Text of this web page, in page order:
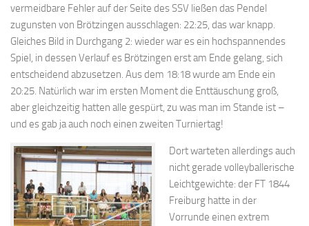
vermeidbare Fehler auf der Seite des SSV ließen das Pendel
zugunsten von Brötzingen ausschlagen: 22:25, das war knapp.
Gleiches Bild in Durchgang 2: wieder war es ein hochspannendes
Spiel, in dessen Verlauf es Brötzingen erst am Ende gelang, sich
entscheidend abzusetzen. Aus dem 18:18 wurde am Ende ein
20:25. Natürlich war im ersten Moment die Enttäuschung groß,
aber gleichzeitig hatten alle gespürt, zu was man im Stande ist –
und es gab ja auch noch einen zweiten Turniertag!
Dort warteten allerdings auch
nicht gerade volleyballerische
Leichtgewichte: der FT 1844
Freiburg hatte in der
Vorrunde einen extrem